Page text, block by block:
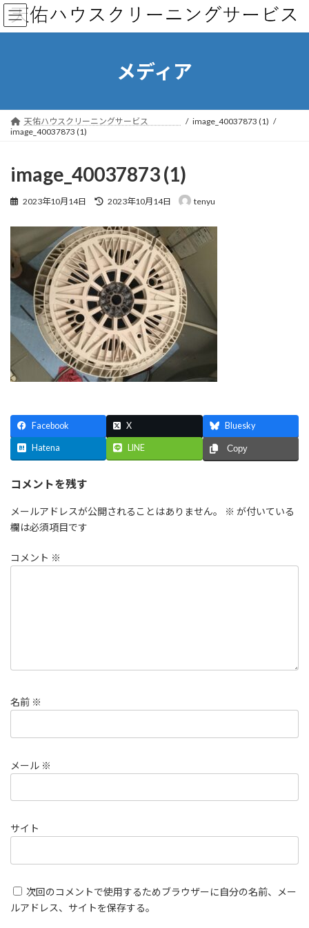
コ
ン
テ
ナ
ビ
ゲ
メディア
天佑ハウスクリーニングサービス
image_40037873 (1)
image_40037873 (1)
image_40037873 (1)
2023年10月14日
最
新
日
時
:
2023年10月14日 tenyu
Facebook X Bluesky
Hatena LINE Copy
コメントを残す
メールアドレスが公開されることはありません。 ※ が付いている
欄は必須項目です
コメント ※
名前 ※
メール ※
サイト
次回のコメントで使用するためブラウザーに自分の名前、メー
ルアドレス、サイトを保存する。